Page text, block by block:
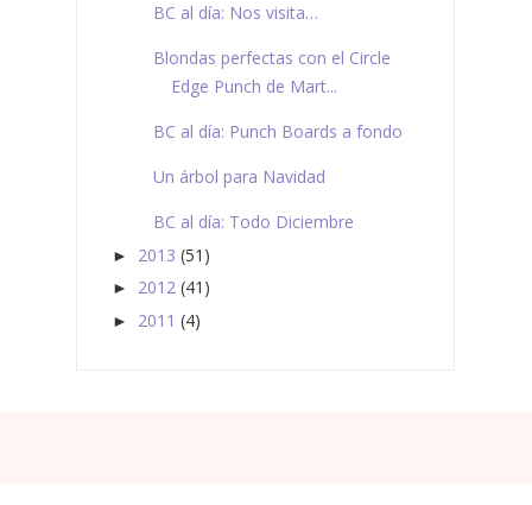
BC al día: Nos visita…
Blondas perfectas con el Circle
Edge Punch de Mart...
BC al día: Punch Boards a fondo
Un árbol para Navidad
BC al día: Todo Diciembre
► 2013 (51)
► 2012 (41)
► 2011 (4)